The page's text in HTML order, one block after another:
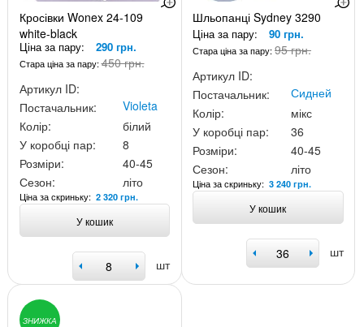
Кросівки Wonex 24-109
white-black
Ціна за пару: 290 грн.
Стара ціна за пару:450 грн.
Артикул ID:
Постачальник:
Violeta
Колір:
білий
У коробці пар:
8
Розміри:
40-45
Сезон:
літо
Ціна за скриньку: 2 320 грн.
У кошик
шт
Шльопанці Sydney 3290
Ціна за пару: 90 грн.
Стара ціна за пару:95 грн.
Артикул ID:
Постачальник:
Сидней
Колір:
мікс
У коробці пар:
36
Розміри:
40-45
Сезон:
літо
Ціна за скриньку:3 240 грн.
У кошик
шт
ЗНИЖКА